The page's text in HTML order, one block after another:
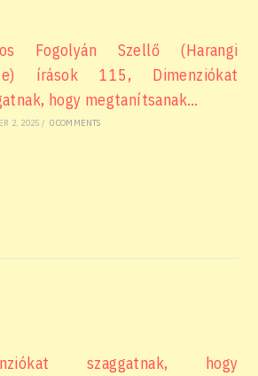
Fogolyán Szellő (Harangi
írások 115, Dimenziókat
hogy megtanítsanak…
2, 2025 / 0 COMMENTS
szaggatnak, hogy